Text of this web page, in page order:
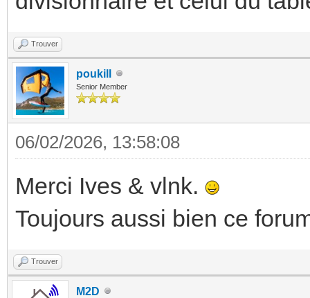
Trouver
poukill
Senior Member
06/02/2026, 13:58:08
Merci Ives & vlnk.
Toujours aussi bien ce
Trouver
M2D